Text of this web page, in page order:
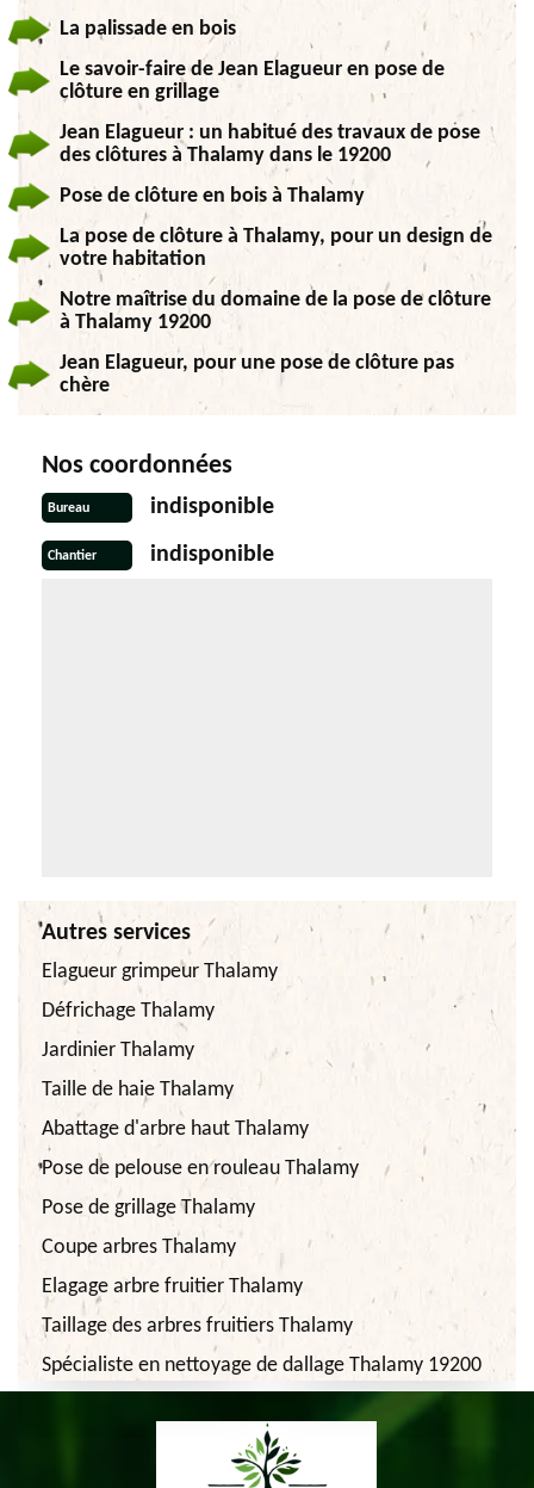
La palissade en bois
Le savoir-faire de Jean Elagueur en pose de
clôture en grillage
Jean Elagueur : un habitué des travaux de pose
des clôtures à Thalamy dans le 19200
Pose de clôture en bois à Thalamy
La pose de clôture à Thalamy, pour un design de
votre habitation
Notre maîtrise du domaine de la pose de clôture
à Thalamy 19200
Jean Elagueur, pour une pose de clôture pas
chère
Nos coordonnées
Bureau indisponible
Chantier indisponible
Autres services
Elagueur grimpeur Thalamy
Défrichage Thalamy
Jardinier Thalamy
Taille de haie Thalamy
Abattage d'arbre haut Thalamy
Pose de pelouse en rouleau Thalamy
Pose de grillage Thalamy
Coupe arbres Thalamy
Elagage arbre fruitier Thalamy
Taillage des arbres fruitiers Thalamy
Spécialiste en nettoyage de dallage Thalamy 19200